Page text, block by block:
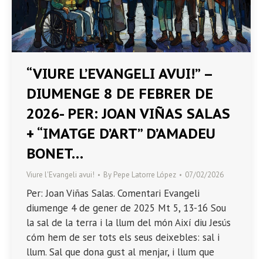
“VIURE L’EVANGELI AVUI!” –
DIUMENGE 8 DE FEBRER DE
2026- PER: JOAN VIÑAS SALAS
+ “IMATGE D’ART” D’AMADEU
BONET…
Viure l'Evangeli avui! By Pepe Latorre López 07/02/2026
Per: Joan Viñas Salas. Comentari Evangeli
diumenge 4 de gener de 2025 Mt 5, 13-16 Sou
la sal de la terra i la llum del món Així diu Jesús
cóm hem de ser tots els seus deixebles: sal i
llum. Sal que dona gust al menjar, i llum que